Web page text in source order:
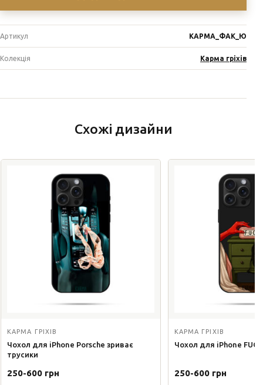
Артикул КАРМА_ФАК_Ю
Колекція Карма гріхів
Схожі дизайни
КАРМА ГРІХІВ
Чохол для iPhone Porsche зриває
трусики
250-600 грн
КАРМА ГРІХІВ
Чохол для iPhone FUCK
250-600 грн